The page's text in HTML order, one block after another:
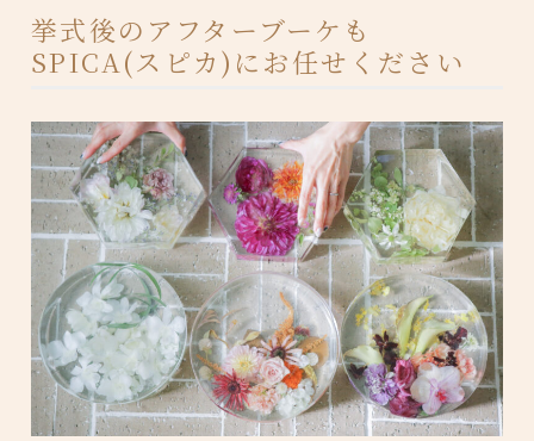
挙式後のアフターブーケも
SPICA(スピカ)にお任せください